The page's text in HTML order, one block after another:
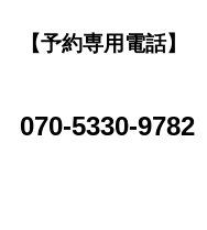
【予約専用電話】
070-5330-9782